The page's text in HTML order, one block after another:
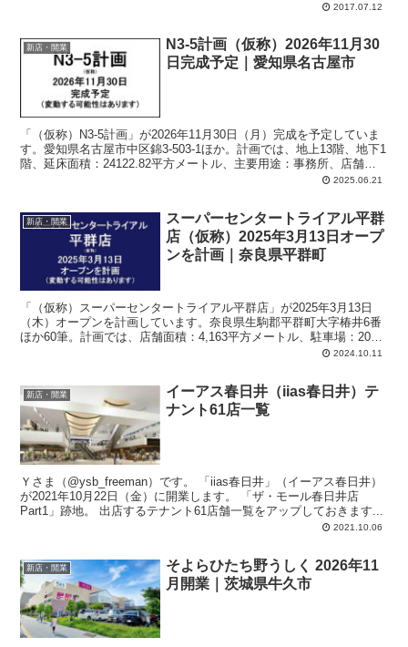
2017.07.12
新店・開業
N3-5計画（仮称）2026年11月30
日完成予定｜愛知県名古屋市
「（仮称）N3-5計画」が2026年11月30日（月）完成を予定していま
す。愛知県名古屋市中区錦3-503-1ほか。計画では、地上13階、地下1
階、延床面積：24122.82平方メートル、主要用途：事務所、店舗、
2025.06.21
新店・開業
スーパーセンタートライアル平群
店（仮称）2025年3月13日オープ
ンを計画｜奈良県平群町
「（仮称）スーパーセンタートライアル平群店」が2025年3月13日
（木）オープンを計画しています。奈良県生駒郡平群町大字椿井6番
ほか60筆。計画では、店舗面積：4,163平方メートル、駐車場：206
2024.10.11
新店・開業
イーアス春日井（iias春日井）テ
ナント61店一覧
Ｙさま（@ysb_freeman）です。 「iias春日井」（イーアス春日井）
が2021年10月22日（金）に開業します。 「ザ・モール春日井店
Part1」跡地。 出店するテナント61店舗一覧をアップしておきます...
2021.10.06
新店・開業
そよらひたち野うしく 2026年11
月開業｜茨城県牛久市